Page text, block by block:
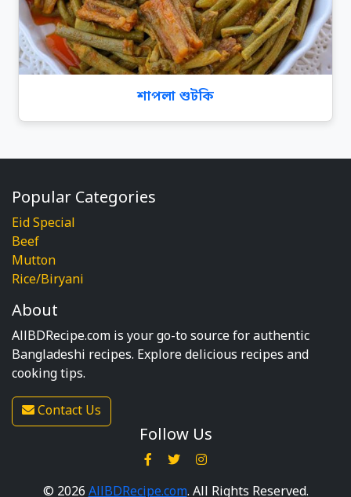
শাপলা শুটকি
Popular Categories
Eid Special
Beef
Mutton
Rice/Biryani
About
AllBDRecipe.com is your go-to source for authentic
Bangladeshi recipes. Explore delicious recipes and
cooking tips.
Contact Us
Follow Us
© 2026AllBDRecipe.com. All Rights Reserved.